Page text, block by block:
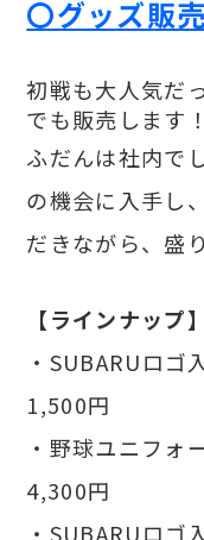
〇グッズ販売
初戦も大人気だ
でも販売します！
ふだんは社内で
の機会に入手し
だきながら、盛
【ラインナップ】
・SUBARUロ
1,500円
・野球ユニフォ
4,300円
・SUBARUロ